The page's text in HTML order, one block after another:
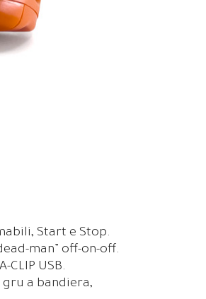
Start e Stop.
man” off-on-off.
USB.
a bandiera,